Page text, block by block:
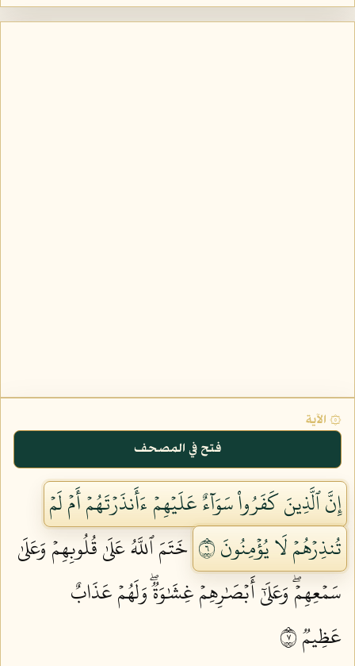
۞ الآية
فتح في المصحف
إِنَّ ٱلَّذِينَ كَفَرُواْ سَوَآءٌ عَلَيۡهِمۡ ءَأَنذَرۡتَهُمۡ أَمۡ لَمۡ
تُنذِرۡهُمۡ لَا يُؤۡمِنُونَ ٦
خَتَمَ ٱللَّهُ عَلَىٰ قُلُوبِهِمۡ وَعَلَىٰ
سَمۡعِهِمۡۖ وَعَلَىٰٓ أَبۡصَٰرِهِمۡ غِشَٰوَةٞۖ وَلَهُمۡ عَذَابٌ
عَظِيمٞ ٧